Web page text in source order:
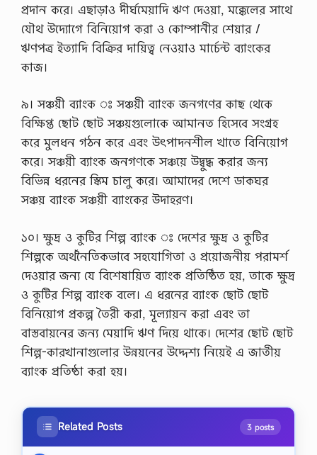
প্রদান করে। এছাড়াও দীর্ঘমেয়াদি ঋণ দেওয়া, মক্কেলের সাথে
যৌথ উদ্যোগে বিনিয়োগ করা ও কোম্পানীর শেয়ার /
ঋণপত্র ইত্যাদি বিক্রির দায়িত্ব নেওয়াও মার্চেন্ট ব্যাংকের
কাজ।
৯। সঞ্চয়ী ব্যাংক ঃ সঞ্চয়ী ব্যাংক জনগণের কাছ থেকে
বিক্ষিপ্ত ছোট ছোট সঞ্চয়গুলোকে আমানত হিসেবে সংগ্রহ
করে মুলধন গঠন করে এবং উৎপাদনশীল খাতে বিনিয়োগ
করে। সঞ্চয়ী ব্যাংক জনগণকে সঞ্চয়ে উদ্বুদ্ধ করার জন্য
বিভিন্ন ধরনের স্কিম চালু করে। আমাদের দেশে ডাকঘর
সঞ্চয় ব্যাংক সঞ্চয়ী ব্যাংকের উদাহরণ।
১০। ক্ষুদ্র ও কুটির শিল্প ব্যাংক ঃ দেশের ক্ষুদ্র ও কুটির
শিল্পকে অর্থনৈতিকভাবে সহযোগিতা ও প্রয়োজনীয় পরামর্শ
দেওয়ার জন্য যে বিশেষায়িত ব্যাংক প্রতিষ্ঠিত হয়, তাকে ক্ষুদ্র
ও কুটির শিল্প ব্যাংক বলে। এ ধরনের ব্যাংক ছোট ছোট
বিনিয়োগ প্রকল্প তৈরী করা, মূল্যায়ন করা এবং তা
বাস্তবায়নের জন্য মেয়াদি ঋণ দিয়ে থাকে। দেশের ছোট ছোট
শিল্প-কারখানাগুলোর উন্নয়নের উদ্দেশ্য নিয়েই এ জাতীয়
ব্যাংক প্রতিষ্ঠা করা হয়।
Related Posts 3 posts